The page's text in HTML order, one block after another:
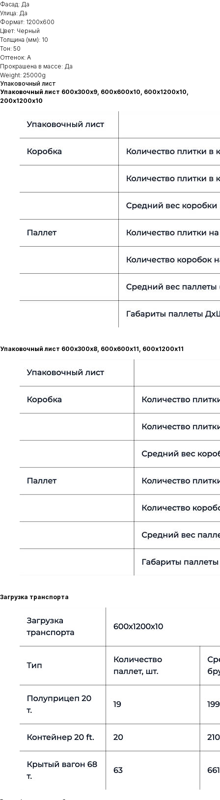
Фасад: Да
Улица: Да
Формат: 1200х600
Цвет: Черный
Толщина (мм): 10
Тон: 50
Оттенок: А
Прокрашена в массе: Да
Weight: 25000g
Упаковочный лист
Упаковочный лист 600х300х9, 600х600х10, 600х1200х10,
200х1200х10
Упаковочный лист 600х300х8, 600х600х11, 600х1200х11
Загрузка транспорта